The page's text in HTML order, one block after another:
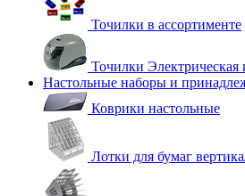
Точилки в ассортименте
Точилки Электрическая
Настольные наборы и
Коврики настольные
Лотки для бумаг